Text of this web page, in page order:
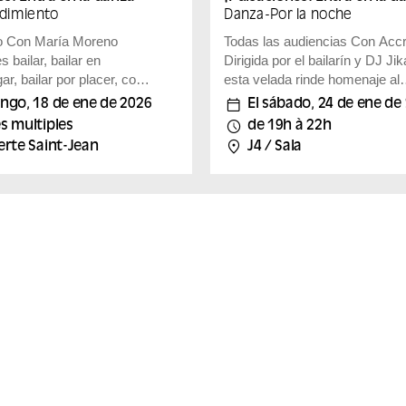
En el museo Con María Moreno
bailar, bailar en
bailar por placer, con
sin ambigüedad, en
estímulos para
formas. En esta
se centra en el
18 de ene de 2026
multiples
Saint-Jean
Danza-Por la noche
Todas las audiencias Con
Dirigida por el bailarín y DJ
esta velada rinde homenaje al
legendario programa Soul
durante 40 años sentó las
cultura hip-hop. Bailarines de
compañía Accrorap te
El sábado, 24 de ene de
de 19h à 22h
J4 / Sala